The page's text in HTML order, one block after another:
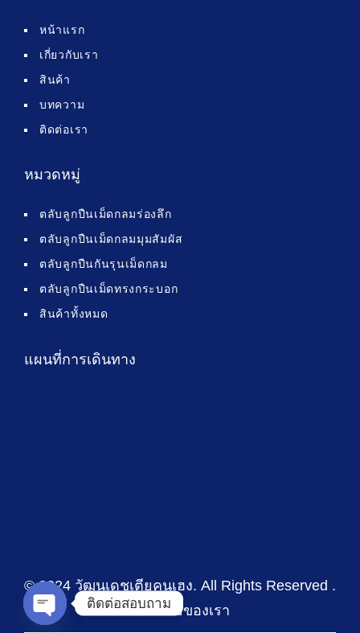
หน้าแรก
เกี่ยวกับเรา
สินค้า
บทความ
ติดต่อเรา
หมวดหมู่
ตลับลูกปืนเม็ดกลมร่องลึก
ตลับลูกปืนเม็ดกลมมุมสัมผัส
ตลับลูกปืนกันรุนเม็ดกลม
ตลับลูกปืนเม็ดทรงกระบอก
สินค้าทั้งหมด
แผนที่การเดินทาง
© 2024 วัฒนเดชเตียคุนเฮง. All Rights Reserved .
นโยบายของเรา
ติดต่อสอบถาม